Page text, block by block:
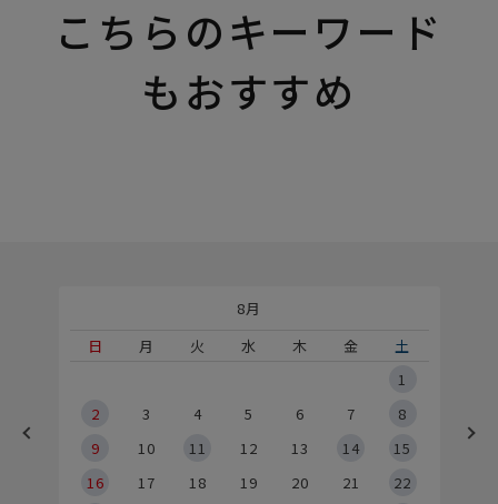
こちらのキーワード
もおすすめ
8月
日
月 火 水 木 金
土
1
2
3 4 5 6 7
8
9
10 11 12 13 14
15
16
17 18 19 20 21
22